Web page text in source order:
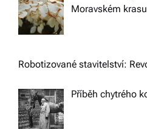
Moravském krasu
Robotizované stavitelství:
Příběh chytrého